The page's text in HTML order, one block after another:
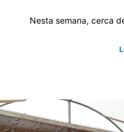
Nesta semana, cerca